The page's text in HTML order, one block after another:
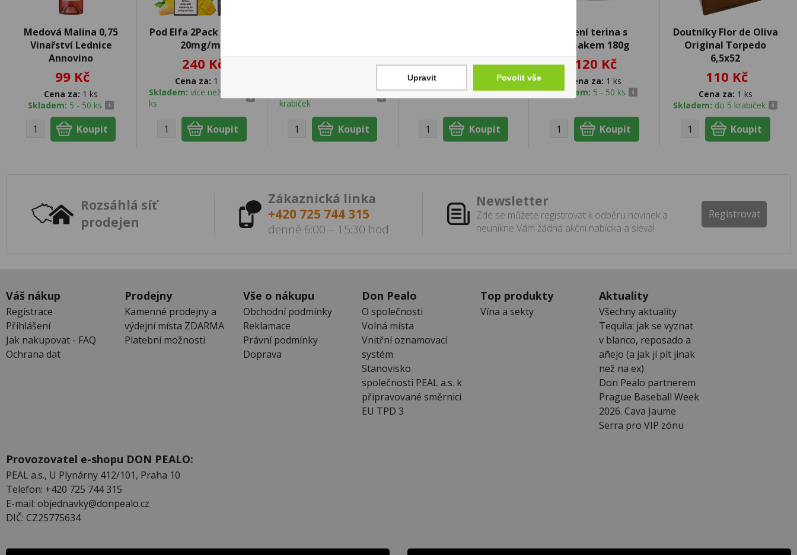
Medová Malina 0,75
Vinařství Lednice
Annovino
99 Kč
Cena za: 1 ks
Skladem: 5 - 50 ks
Pod Elfa 2Pack Mango
20mg/ml
240 Kč
Cena za: 1 ks
Skladem: více než 500
ks
krabiček
549 Kč
Skladem:5 - 50 ks
Jelení terina s
koňakem 180g
120 Kč
Cena za: 1 ks
Skladem: 5 - 50 ks
Doutníky Flor de Oliva
Original Torpedo
6,5x52
110 Kč
Cena za: 1 ks
Skladem: do 5 krabiček
Rozsáhlá síť
prodejen
Zákaznická linka
+420 725 744 315
denně 6:00 – 15:30 hod
Newsletter
Zde se můžete registrovat k odběru novinek a
neunikne Vám žádná akční nabídka a sleva!
Registrovat
Váš nákup
Registrace
Přihlášení
Jak nakupovat - FAQ
Ochrana dat
Prodejny
Kamenné prodejny a
výdejní místa ZDARMA
Platební možnosti
Vše o nákupu
Obchodní podmínky
Reklamace
Právní podmínky
Doprava
Don Pealo
O společnosti
Volná místa
Vnitřní oznamovací
systém
Stanovisko
společnosti PEAL a.s. k
připravované směrnici
EU TPD 3
Top produkty
Vína a sekty
Aktuality
Všechny aktuality
Tequila: jak se vyznat
v blanco, reposado a
añejo (a jak ji pít jinak
než na ex)
Don Pealo partnerem
Prague Baseball Week
2026. Cava Jaume
Serra pro VIP zónu
Provozovatel e-shopu DON PEALO:
PEAL a.s., U Plynárny 412/101, Praha 10
Telefon: +420 725 744 315
E-mail: objednavky@donpealo.cz
DIČ: CZ25775634
Upravit Povolit vše